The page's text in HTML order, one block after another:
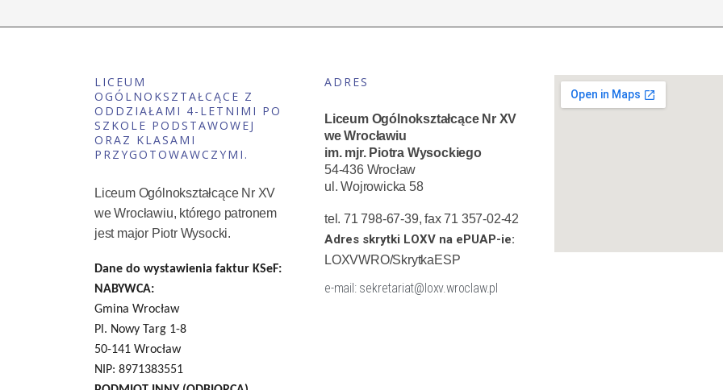
LICEUM
OGÓLNOKSZTAŁCĄCE Z
ODDZIAŁAMI 4-LETNIMI PO
SZKOLE PODSTAWOWEJ
ORAZ KLASAMI
PRZYGOTOWAWCZYMI.
Liceum Ogólnokształcące Nr XV
we Wrocławiu, którego patronem
jest major Piotr Wysocki.
Dane do wystawienia faktur KSeF:
NABYWCA:
Gmina Wrocław
Pl. Nowy Targ 1-8
50-141 Wrocław
NIP: 8971383551
ADRES
Liceum Ogólnokształcące Nr XV
we Wrocławiu
im. mjr. Piotra Wysockiego
54-436 Wrocław
ul. Wojrowicka 58
tel. 71 798-67-39, fax 71 357-02-42
Adres skrytki LOXV na ePUAP-ie:
LOXVWRO/SkrytkaESP
e-mail: sekretariat@loxv.wroclaw.pl